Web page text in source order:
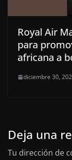
Royal Air
para
africana a
diciembre 30,
Deja una
Tu dirección de